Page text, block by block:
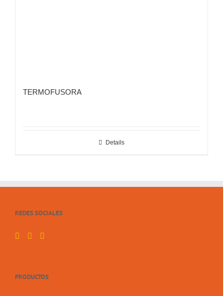
TERMOFUSORA
Details
REDES SOCIALES
PRODUCTOS